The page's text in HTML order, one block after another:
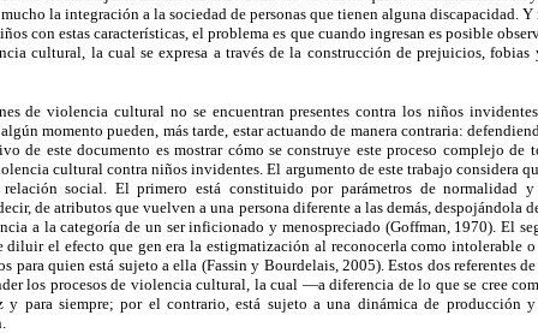
la integración a la sociedad de personas que tienen alguna discapacidad. Y
con estas características, el problema es que cuando ingresan es posible
cultural, la cual se expresa a través de la construcción de prejuicios, fobias
de violencia cultural no se encuentran presentes contra los niños
momento pueden, más tarde, estar actuando de manera contraria:
de este documento es mostrar cómo se construye este proceso complejo
cultural contra niños invidentes. El argumento de este trabajo considera
social. El primero está constituido por parámetros de normalidad
de atributos que vuelven a una persona diferente a las demás, despojándola
a la categoría de un ser inficionado y menospreciado (Goffman, 1970). El
diluir el efecto que gen era la estigmatización al reconocerla como intolerable
para quien está sujeto a ella (Fassin y Bourdelais, 2005). Estos dos referentes
los procesos de violencia cultural, la cual —a diferencia de lo que se cree
y para siempre; por el contrario, está sujeto a una dinámica de producción